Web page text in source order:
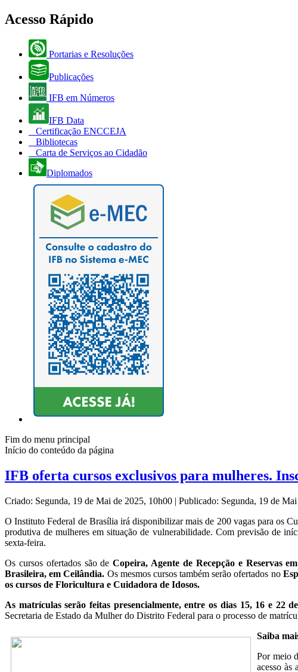
Acesso Rápido
Portarias e Resoluções
Publicações
IFB em Números
IFB Data
Certificação ENCCEJA
Bibliotecas
Carta de Serviços ao Cidadão
Diplomados
Fim do menu principal
Início do conteúdo da página
IFB oferta cursos exclusivos para mulheres.
Criado: Segunda, 19 de Mai de 2025, 10h00 | Publicado: Segunda, 19 de
O Instituto Federal de Brasília irá disponibilizar mais de 200 vagas para os
produtiva de mulheres em situação de vulnerabilidade. Com previsão de
sexta-feira.
Os cursos ofertados são deCopeira, Agente de Recepção e Reservas
Brasileira, em Ceilândia. Os mesmos cursos também serão ofertados no
os cursos de Floricultura e Cuidadora de Idosos.
As matrículas serão feitas presencialmente, entre os dias 15, 16 e 22
Secretaria de Estado da Mulher do Distrito Federal para o processo de
Saiba
Por meio
acesso às